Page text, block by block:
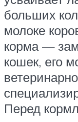
больших
молоке
корма ―
кошек, его
Перед